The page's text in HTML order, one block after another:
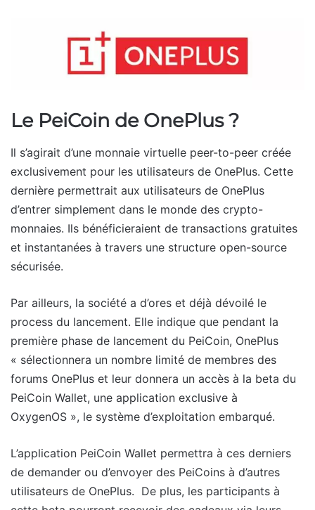
Le PeiCoin de OnePlus ?
Il s’agirait d’une monnaie virtuelle peer-to-peer créée
exclusivement pour les utilisateurs de OnePlus. Cette
dernière permettrait aux utilisateurs de OnePlus
d’entrer simplement dans le monde des crypto-
monnaies. Ils bénéficieraient de transactions gratuites
et instantanées à travers une structure open-source
sécurisée.
Par ailleurs, la société a d’ores et déjà dévoilé le
process du lancement. Elle indique que pendant la
première phase de lancement du PeiCoin, OnePlus
« sélectionnera un nombre limité de membres des
forums OnePlus et leur donnera un accès à la beta du
PeiCoin Wallet, une application exclusive à
OxygenOS », le système d’exploitation embarqué.
L’application PeiCoin Wallet permettra à ces derniers
de demander ou d’envoyer des PeiCoins à d’autres
utilisateurs de OnePlus. De plus, les participants à